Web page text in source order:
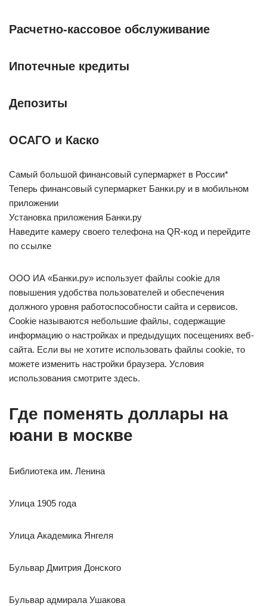
Расчетно-кассовое обслуживание
Ипотечные кредиты
Депозиты
ОСАГО и Каско
Самый большой финансовый супермаркет в России*
Теперь финансовый супермаркет Банки.ру и в мобильном
приложении
Установка приложения Банки.ру
Наведите камеру своего телефона на QR-код и перейдите
по ссылке
ООО ИА «Банки.ру» использует файлы cookie для
повышения удобства пользователей и обеспечения
должного уровня работоспособности сайта и сервисов.
Cookie называются небольшие файлы, содержащие
информацию о настройках и предыдущих посещениях веб-
сайта. Если вы не хотите использовать файлы cookie, то
можете изменить настройки браузера. Условия
использования смотрите здесь.
Где поменять доллары на
юани в москве
Библиотека им. Ленина
Улица 1905 года
Улица Академика Янгеля
Бульвар Дмитрия Донского
Бульвар адмирала Ушакова